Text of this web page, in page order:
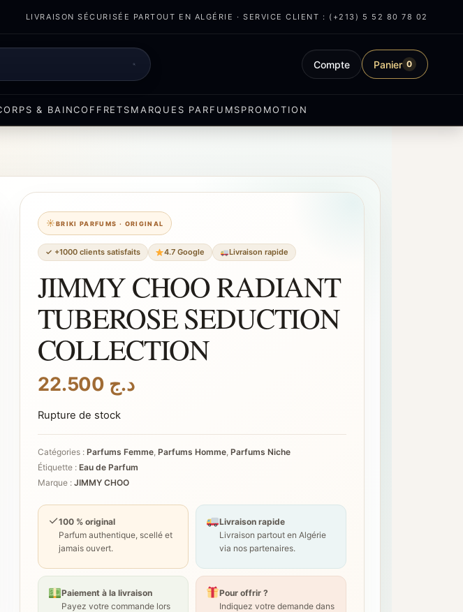
LIVRAISON SÉCURISÉE PARTOUT EN ALGÉRIE · SERVICE CLIENT : (+213) 5 52 80 78 02
Compte Panier 0
& BAINCOFFRETSMARQUES PARFUMSPROMOTION
BRIKI PARFUMS · ORIGINAL
✓ +1000 clients satisfaits 4.7 Google Livraison rapide
JIMMY CHOO RADIANT
TUBEROSE SEDUCTION
COLLECTION
د.ج
Rupture de stock
Catégories : Parfums Femme, Parfums Homme, Parfums Niche
Étiquette : Eau de Parfum
Marque : JIMMY CHOO
✓100 % original
Parfum authentique, scellé et
jamais ouvert.
Livraison rapide
Livraison partout en Algérie
via nos partenaires.
Paiement à la livraison
Payez votre commande lors
Pour offrir ?
Indiquez votre demande dans